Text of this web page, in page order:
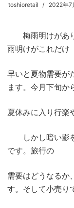
toshioretail 2022年7
梅雨明けがあり
雨明けがこれだけ
早いと夏物需要が
ます。今月下旬か
夏休みに入り行楽
しかし暗い影を
です。旅行の
需要はどうなるか
す。そして小売り